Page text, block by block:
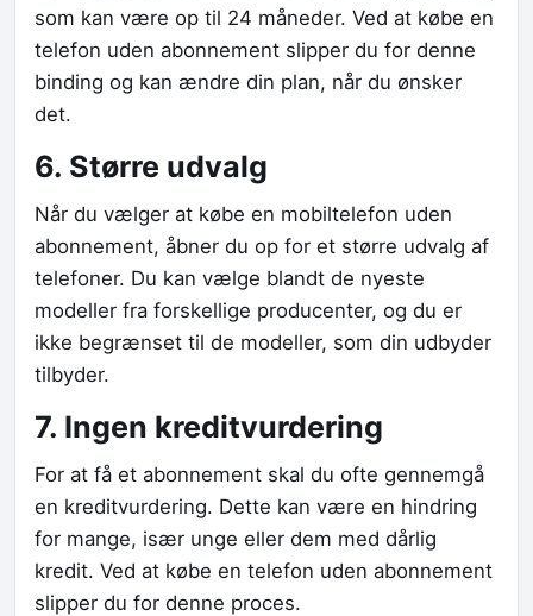
som kan være op til 24 måneder. Ved at købe en
telefon uden abonnement slipper du for denne
binding og kan ændre din plan, når du ønsker
det.
6. Større udvalg
Når du vælger at købe en mobiltelefon uden
abonnement, åbner du op for et større udvalg af
telefoner. Du kan vælge blandt de nyeste
modeller fra forskellige producenter, og du er
ikke begrænset til de modeller, som din udbyder
tilbyder.
7. Ingen kreditvurdering
For at få et abonnement skal du ofte gennemgå
en kreditvurdering. Dette kan være en hindring
for mange, især unge eller dem med dårlig
kredit. Ved at købe en telefon uden abonnement
slipper du for denne proces.